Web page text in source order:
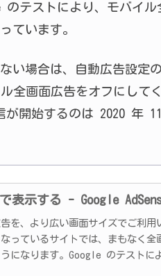
テストにより、モバイ
ています。
い場合は、自動広告設定
全画面広告をオフにして
開始するのは 2020 年
表示する - Google
を、より広い画面サイズでご利用
っているサイトでは、まもなく全
になります。Google のテストに